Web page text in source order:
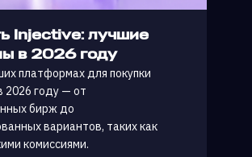
Injective: лучшие
в 2026 году
платформах для покупки
2026 году — от
бирж до
вариантов, таких как
комиссиями.